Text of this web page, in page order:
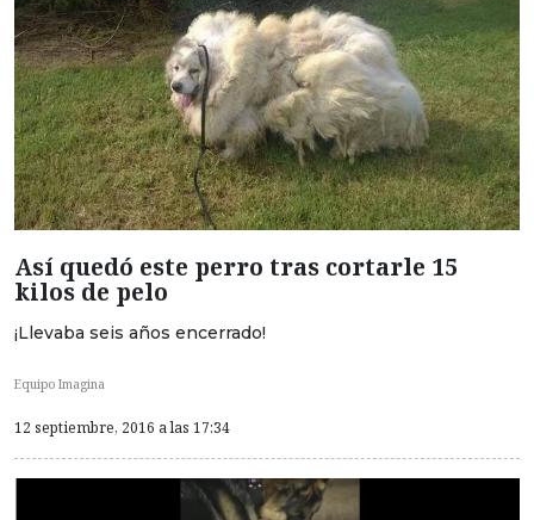
Así quedó este perro tras cortarle 15
kilos de pelo
¡Llevaba seis años encerrado!
Equipo Imagina
12 septiembre, 2016 a las 17:34